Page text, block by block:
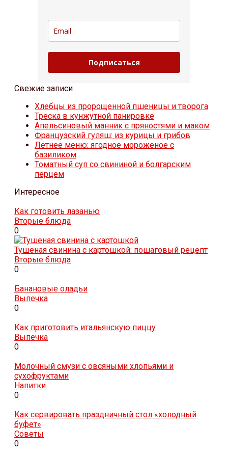
Подписаться
Свежие записи
Хлебцы из пророщенной пшеницы и творога
Треска в кунжутной панировке
Апельсиновый манник с пряностями и маком
Французский гуляш: из курицы и грибов
Летнее меню: ягодное мороженое с
базиликом
Томатный суп со свининой и болгарским
перцем
Интересное
Как готовить лазанью
Вторые блюда
0
Тушеная свинина с картошкой: пошаговый рецепт
Вторые блюда
0
Банановые оладьи
Выпечка
0
Как приготовить итальянскую пиццу
Выпечка
0
Молочный смузи с овсяными хлопьями и
сухофруктами
Напитки
0
Как сервировать праздничный стол «холодный
буфет»
Советы
0